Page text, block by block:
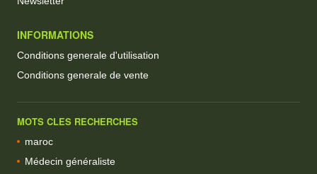
INFORMATIONS
Conditions generale d'utilisation
Conditions generale de vente
MOTS CLES RECHERCHES
maroc
Médecin généraliste